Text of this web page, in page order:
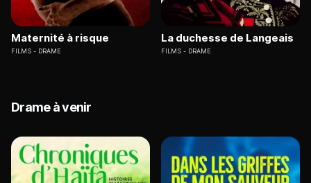
Maternité à risque
FILMS DRAME
La duchesse de Langeais
FILMS DRAME
Drame à venir